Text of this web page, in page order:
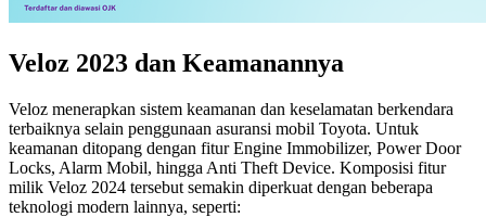
Veloz 2023 dan Keamanannya
Veloz menerapkan sistem keamanan dan keselamatan berkendara
terbaiknya selain penggunaan asuransi mobil Toyota. Untuk
keamanan ditopang dengan fitur Engine Immobilizer, Power Door
Locks, Alarm Mobil, hingga Anti Theft Device. Komposisi fitur
milik Veloz 2024 tersebut semakin diperkuat dengan beberapa
teknologi modern lainnya, seperti: